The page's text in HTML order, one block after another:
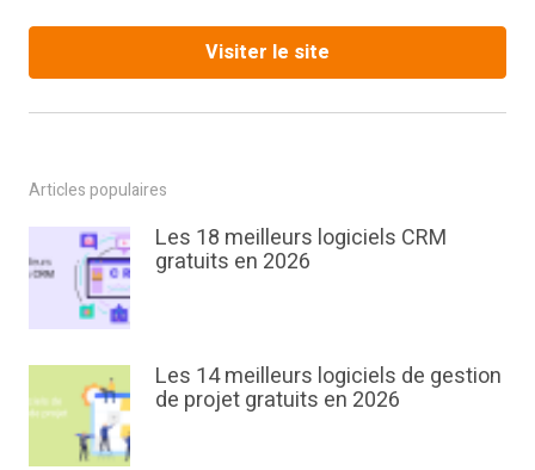
Visiter le site
Articles populaires
Les 18 meilleurs logiciels CRM
gratuits en 2026
Les 14 meilleurs logiciels de gestion
de projet gratuits en 2026